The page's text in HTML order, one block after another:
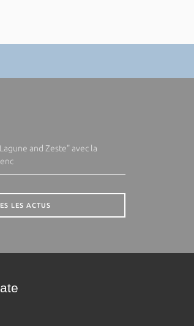
and Zeste" avec la
LES ACTUS